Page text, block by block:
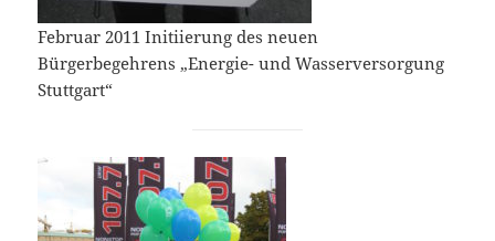
Februar 2011 Initiierung des neuen
Bürgerbegehrens „Energie- und Wasserversorgung
Stuttgart“